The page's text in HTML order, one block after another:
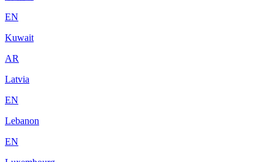
EN
Kuwait
AR
Latvia
EN
Lebanon
EN